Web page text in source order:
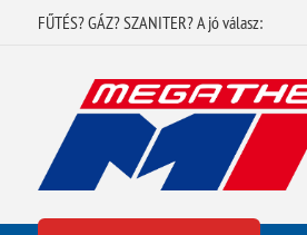
FŰTÉS? GÁZ? SZANITER? A jó válasz: